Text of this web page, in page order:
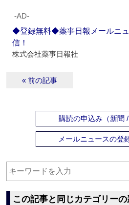
‐AD‐
◆登録無料◆薬事日報メールニ
信！
株式会社薬事日報社
« 前の記事
購読の申込み（新聞 /
メールニュースの登
この記事と同じカテゴリー